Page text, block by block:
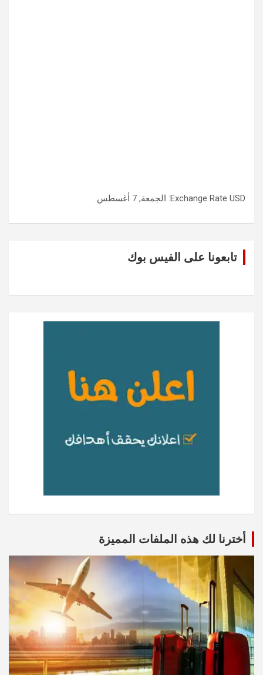
Exchange Rate USD : الجمعة, 7 أغسطس.
تابعونا على الفيس بوك
أخترنا لك هذه الملفات المميزة